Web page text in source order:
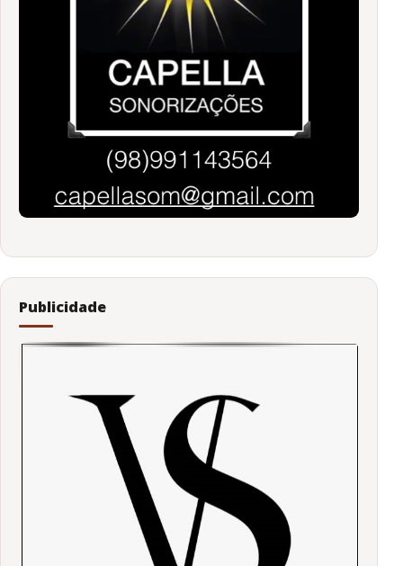
Publicidade